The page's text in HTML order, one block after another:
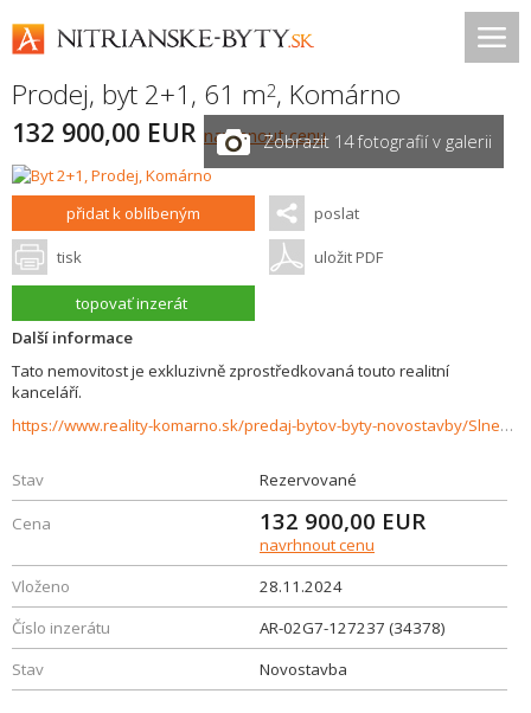
Prodej, byt 2+1, 61 m2, Komárno
132 900,00 EUR navrhnout cenuZobrazit 14 fotografií v galerii
přidat k oblíbeným poslat
tisk uložit PDF
topovať inzerát
Další informace
Tato nemovitost je exkluzivně zprostředkovaná touto realitní
kanceláří.
https://www.reality-komarno.sk/predaj-bytov-byty-novostavby/Slnecny-2izbovy-byt-s-balkonom-v-DANUBIA-Residence-v-Komarne-34378/?utm_source=areality&utm_medium=xml&utm_term=34378&utm_content=byt&utm_campaign=portaly
Stav Rezervované
Cena 132 900,00 EUR
navrhnout cenu
Vloženo
28.11.2024
Číslo inzerátu
AR-02G7-127237 (34378)
Stav
Novostavba